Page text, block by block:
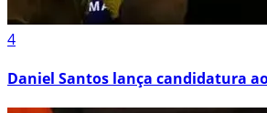
4
Daniel Santos lança candidatura